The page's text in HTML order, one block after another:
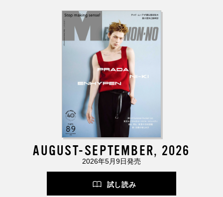
AUGUST-SEPTEMBER, 2026
2026年5月9日発売
試し読み